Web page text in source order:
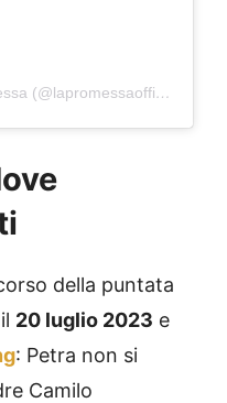
Un post condiviso da La Promessa (@lapromessaofficial)
della puntata
20 luglio 2023 e
: Petra non si
Camilo